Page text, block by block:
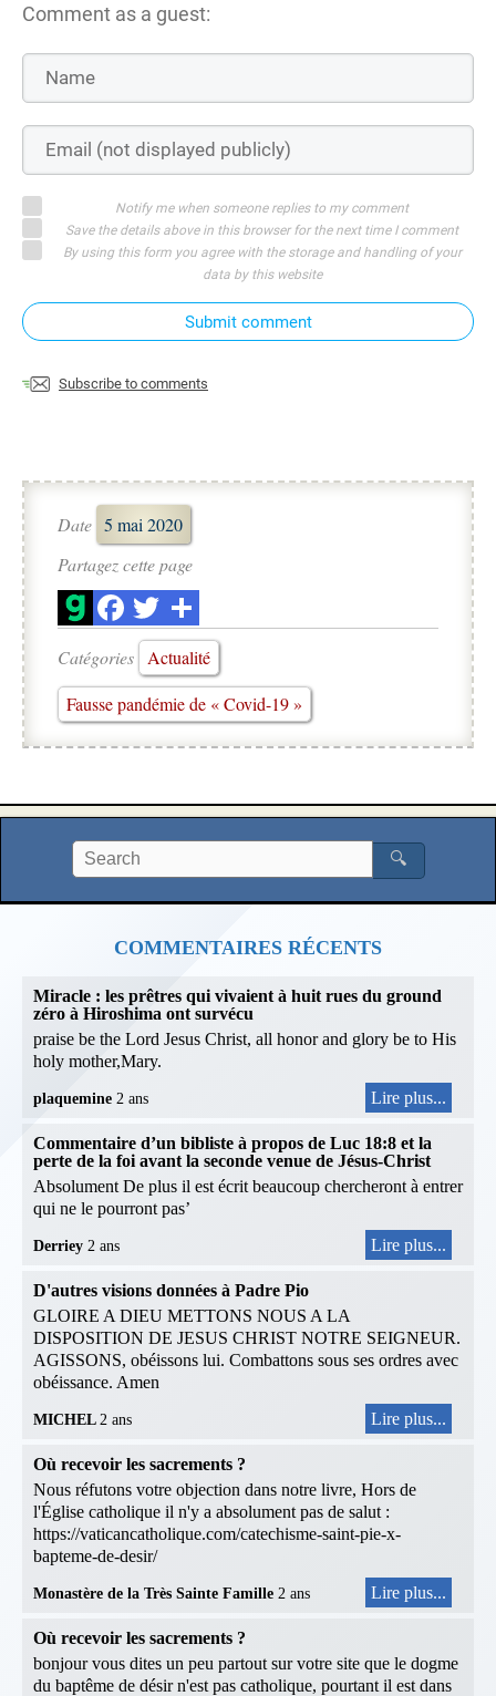
Comment as a guest:
Notify me when someone replies to my comment
Save the details above in this browser for the next time I comment
By using this form you agree with the storage and handling of your
data by this website
Submit comment
Subscribe to comments
Date 5 mai 2020
Partagez cette page
Catégories
Actualité
Fausse pandémie de « Covid-19 »
🔍
COMMENTAIRES RÉCENTS
Miracle : les prêtres qui vivaient à huit rues du ground
zéro à Hiroshima ont survécu
praise be the Lord Jesus Christ, all honor and glory be to His
holy mother,Mary.
plaquemine 2 ans Lire plus...
Commentaire d’un bibliste à propos de Luc 18:8 et la
perte de la foi avant la seconde venue de Jésus-Christ
Absolument De plus il est écrit beaucoup chercheront à entrer
qui ne le pourront pas’
Derriey 2 ans Lire plus...
D'autres visions données à Padre Pio
GLOIRE A DIEU METTONS NOUS A LA
DISPOSITION DE JESUS CHRIST NOTRE SEIGNEUR.
AGISSONS, obéissons lui. Combattons sous ses ordres avec
obéissance. Amen
MICHEL 2 ans Lire plus...
Où recevoir les sacrements ?
Nous réfutons votre objection dans notre livre, Hors de
l'Église catholique il n'y a absolument pas de salut :
https://vaticancatholique.com/catechisme-saint-pie-x-
bapteme-de-desir/
Monastère de la Très Sainte Famille 2 ans Lire plus...
Où recevoir les sacrements ?
bonjour vous dites un peu partout sur votre site que le dogme
du baptême de désir n'est pas catholique, pourtant il est dans